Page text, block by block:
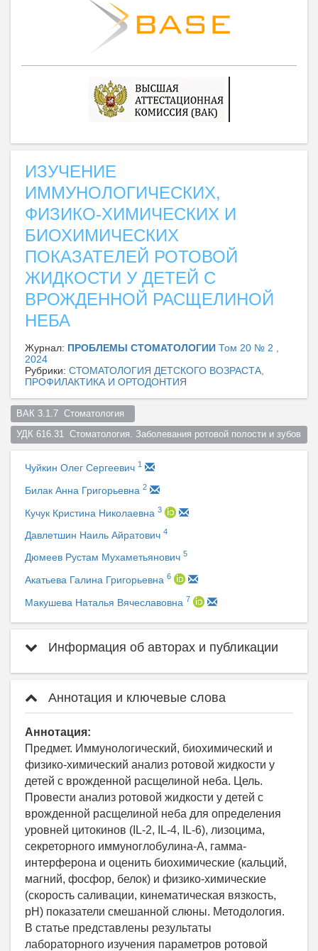
ИЗУЧЕНИЕ
ИММУНОЛОГИЧЕСКИХ,
ФИЗИКО-ХИМИЧЕСКИХ И
БИОХИМИЧЕСКИХ
ПОКАЗАТЕЛЕЙ РОТОВОЙ
ЖИДКОСТИ У ДЕТЕЙ С
ВРОЖДЕННОЙ РАСЩЕЛИНОЙ
НЕБА
Журнал: ПРОБЛЕМЫ СТОМАТОЛОГИИ Том 20 № 2 ,
2024
Рубрики: СТОМАТОЛОГИЯ ДЕТСКОГО ВОЗРАСТА,
ПРОФИЛАКТИКА И ОРТОДОНТИЯ
ВАК 3.1.7  Стоматология
Чуйкин Олег Сергеевич 1
Билак Анна Григорьевна 2
Кучук Кристина Николаевна 3
Давлетшин Наиль Айратович 4
Дюмеев Рустам Мухаметьянович 5
Акатьева Галина Григорьевна 6
Макушева Наталья Вячеславовна 7
Информация об авторах и публикации
Аннотация и ключевые слова
Аннотация:
Предмет. Иммунологический, биохимический и
физико-химический анализ ротовой жидкости у
детей с врожденной расщелиной неба. Цель.
Провести анализ ротовой жидкости у детей с
врожденной расщелиной неба для определения
уровней цитокинов (IL-2, IL-4, IL-6), лизоцима,
секреторного иммуноглобулина-А, гамма-
интерферона и оценить биохимические (кальций,
магний, фосфор, белок) и физико-химические
(скорость саливации, кинематическая вязкость,
рН) показатели смешанной слюны. Методология.
В статье представлены результаты
лабораторного изучения параметров ротовой